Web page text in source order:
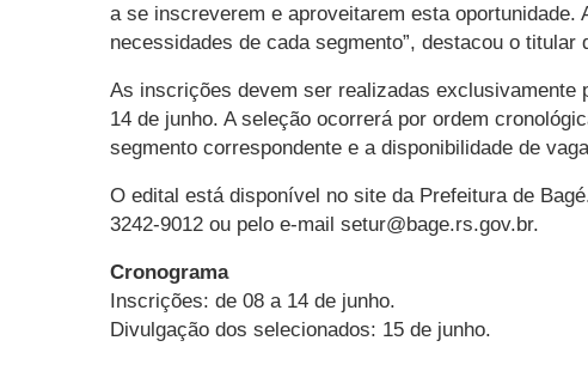
a se inscreverem e aproveitarem esta
necessidades de cada segmento”, destacou o titular
As inscrições devem ser realizadas exclusivamente
14 de junho. A seleção ocorrerá por ordem
segmento correspondente e a disponibilidade de
O edital está disponível no site da Prefeitura de
3242-9012 ou pelo e-mail setur@bage.rs.gov.br.
Cronograma
Inscrições: de 08 a 14 de junho.
Divulgação dos selecionados: 15 de junho.